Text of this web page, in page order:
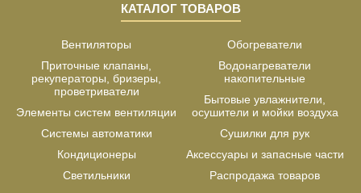
КАТАЛОГ ТОВАРОВ
Вентиляторы
Приточные клапаны,
рекуператоры, бризеры,
проветриватели
Элементы систем вентиляции
Системы автоматики
Кондиционеры
Светильники
Обогреватели
Водонагреватели
накопительные
Бытовые увлажнители,
осушители и мойки воздуха
Сушилки для рук
Аксессуары и запасные части
Распродажа товаров